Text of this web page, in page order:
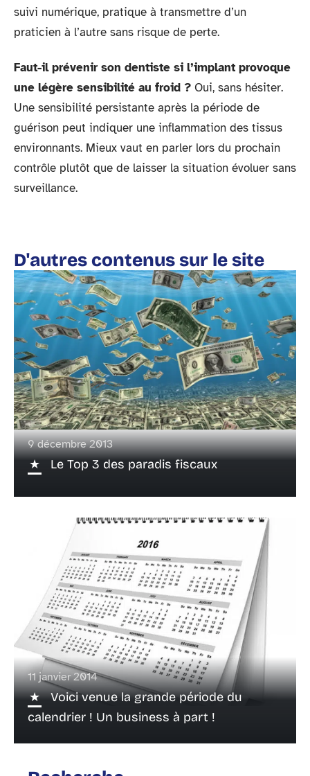
suivi numérique, pratique à transmettre d’un
praticien à l’autre sans risque de perte.
Faut-il prévenir son dentiste si l’implant provoque
une légère sensibilité au froid ? Oui, sans hésiter.
Une sensibilité persistante après la période de
guérison peut indiquer une inflammation des tissus
environnants. Mieux vaut en parler lors du prochain
contrôle plutôt que de laisser la situation évoluer sans
surveillance.
D'autres contenus sur le site
9 décembre 2013
Le Top 3 des paradis fiscaux
11 janvier 2014
Voici venue la grande période du
calendrier ! Un business à part !